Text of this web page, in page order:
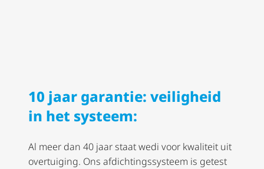
10 jaar garantie: veiligheid
in het systeem:
Al meer dan 40 jaar staat wedi voor kwaliteit uit
overtuiging. Ons afdich­tings­sys­teem is getest